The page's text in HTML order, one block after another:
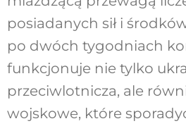
posiadanych sił i
po dwóch tygodniach
funkcjonuje nie tylko
przeciwlotnicza, ale
wojskowe, które